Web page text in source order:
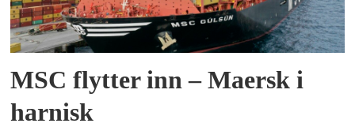
MSC flytter inn – Maersk i
harnisk